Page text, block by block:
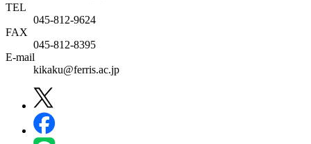
TEL
045-812-9624
FAX
045-812-8395
E-mail
kikaku@ferris.ac.jp